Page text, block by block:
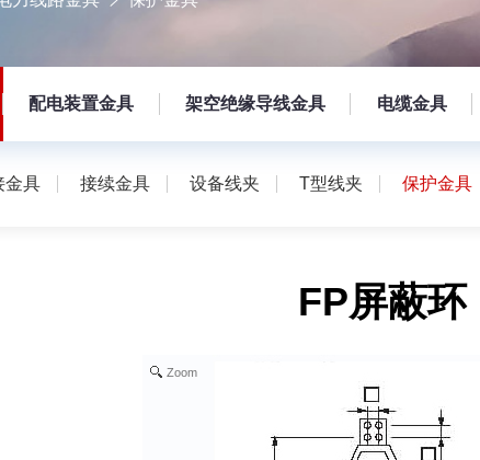
配电装置金具 架空绝缘导线金具 电缆金具
金具 接续金具 设备线夹 T型线夹 保护金具
FP屏蔽环
Zoom